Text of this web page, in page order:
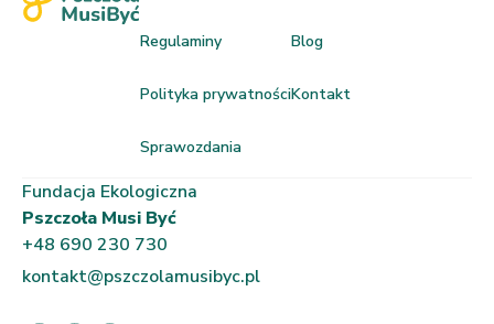
Regulaminy
Polityka prywatności
Sprawozdania
Blog
Kontakt
Fundacja Ekologiczna
Pszczoła Musi Być
+48 690 230 730
kontakt@pszczolamusibyc.pl